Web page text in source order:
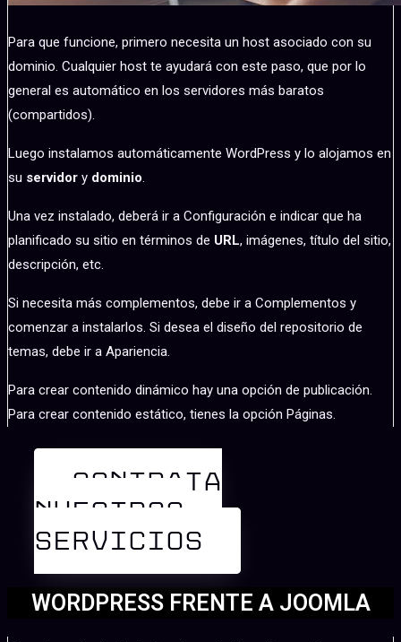
Para que funcione, primero necesita un host asociado con su
dominio. Cualquier host te ayudará con este paso, que por lo
general es automático en los servidores más baratos
(compartidos).
Luego instalamos automáticamente WordPress y lo alojamos en
su servidor y dominio.
Una vez instalado, deberá ir a Configuración e indicar que ha
planificado su sitio en términos de URL, imágenes, título del sitio,
descripción, etc.
Si necesita más complementos, debe ir a Complementos y
comenzar a instalarlos. Si desea el diseño del repositorio de
temas, debe ir a Apariencia.
Para crear contenido dinámico hay una opción de publicación.
Para crear contenido estático, tienes la opción Páginas.
CONTRATA
NUESTROS
SERVICIOS
WORDPRESS FRENTE A JOOMLA